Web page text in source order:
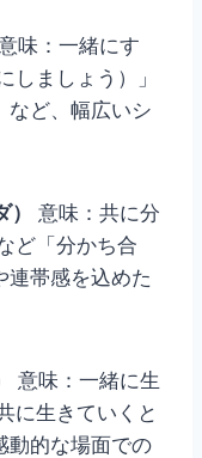
味：一緒にす
しましょう）」
など、幅広いシ
意味：共に分
ど「分かち合
連帯感を込めた
意味：一緒に生
に生きていくと
動的な場面での